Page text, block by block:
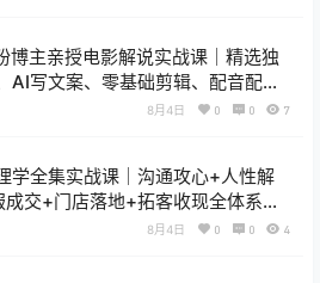
博主亲授电影解说实战课｜精选独
AI写文案、零基础剪辑、配音配
制作、完整发布流程一站式教学
8月4日 0 0 7
学全集实战课｜沟通攻心+人性解
交+门店落地+拓客收现全体系教
8月4日 0 0 4